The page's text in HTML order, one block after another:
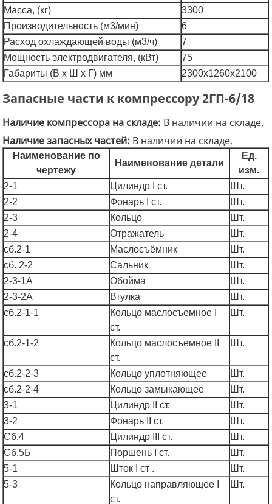
Масса, (кг)
3300
Производительность (м3/мин)
6
Расход охлаждающей воды (м3/ч)
7
Мощность электродвигателя, (кВт)
75
Габариты (В x Ш x Г) мм
2300х1260х2100
Запасные части к компрессору 2ГП-6/18
Наличие компрессора на складе: В наличии на складе.
Наличие запасных частей: В наличии на складе.
Наименование по
чертежу
Наименование детали
Ед.
изм.
2-1
Цилиндр I ст.
Шт.
2-2
Фонарь I ст.
Шт.
2-3
Кольцо
Шт.
2-4
Отражатель
Шт.
сб.2-1
Маслосъёмник
Шт.
сб. 2-2
Сальник
Шт.
2-3-1А
Обойма
Шт.
2-3-2А
Втулка
Шт.
сб.2-1-1
Кольцо маслосъемное I
ст.
Шт.
сб.2-1-2
Кольцо маслосъемное II
ст.
Шт.
сб.2-2-3 Кольцо уплотняющее
Шт.
сб.2-2-4
Кольцо замыкающее
Шт.
3-1
Цилиндр II ст.
Шт.
3-2
Фонарь II ст.
Шт.
Сб.4
Цилиндр III ст.
Шт.
Сб.5Б
Поршень I ст.
Шт.
5-1
Шток I ст .
Шт.
5-3
Кольцо направляющее I
ст.
Шт.